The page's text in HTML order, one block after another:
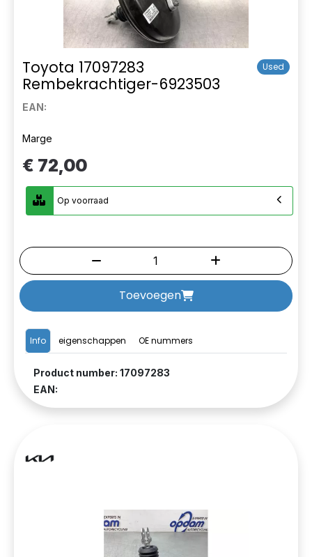
Toyota 17097283
Rembekrachtiger-6923503
Used
EAN:
Info eigenschappen OE nummers
Product number: 17097283
EAN:
Marge
€ 72,00
Op voorraad
Toevoegen